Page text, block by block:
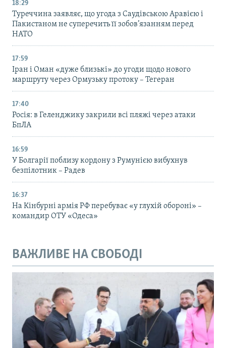
18:29
Туреччина заявляє, що угода з Саудівською Аравією і
Пакистаном не суперечить її зобов’язанням перед
НАТО
17:59
Іран і Оман «дуже близькі» до угоди щодо нового
маршруту через Ормузьку протоку – Тегеран
17:40
Росія: в Геленджику закрили всі пляжі через атаки
БпЛА
16:59
У Болгарії поблизу кордону з Румунією вибухнув
безпілотник – Радев
16:37
На Кінбурні армія РФ перебуває «у глухій обороні» –
командир ОТУ «Одеса»
ВАЖЛИВЕ НА СВОБОДІ